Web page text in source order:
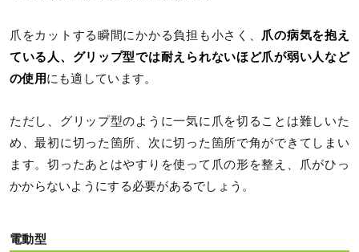
爪をカットする瞬間にかかる負担も小さく、
爪の病気を抱え
ている人、グリップ型では耐えられないほど爪が弱い人など
の使用にも適しています。
ただし、グリップ型のように一気に爪を切ることは難しいた
め、最初に切った箇所、次に切った箇所で角ができてしまい
ます。切ったあとはやすりを使って爪の形を整え、爪がひっ
かからないようにする必要があるでしょう。
電動型